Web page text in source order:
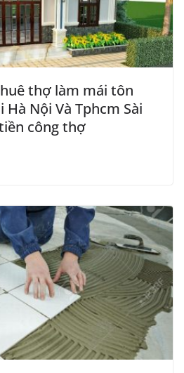
thợ làm mái tôn
Nội Và Tphcm Sài
công thợ